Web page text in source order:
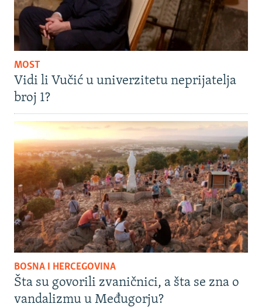
MOST
Vidi li Vučić u univerzitetu neprijatelja
broj 1?
BOSNA I HERCEGOVINA
Šta su govorili zvaničnici, a šta se zna o
vandalizmu u Međugorju?